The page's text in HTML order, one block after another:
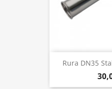
Rura DN35